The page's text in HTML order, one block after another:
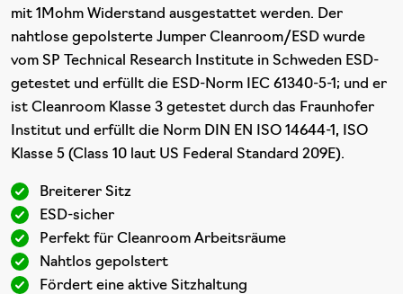
mit 1Mohm Widerstand ausgestattet werden. Der
nahtlose gepolsterte Jumper Cleanroom/ESD wurde
vom SP Technical Research Institute in Schweden ESD-
getestet und erfüllt die ESD-Norm IEC 61340-5-1; und er
ist Cleanroom Klasse 3 getestet durch das Fraunhofer
Institut und erfüllt die Norm DIN EN ISO 14644-1, ISO
Klasse 5 (Class 10 laut US Federal Standard 209E).
Breiterer Sitz
ESD-sicher
Perfekt für Cleanroom Arbeitsräume
Nahtlos gepolstert
Fördert eine aktive Sitzhaltung